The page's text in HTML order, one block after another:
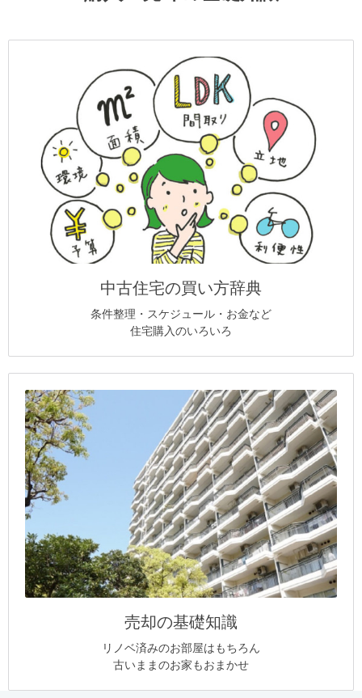
中古住宅の買い方辞典
条件整理・スケジュール・お金など
住宅購入のいろいろ
売却の基礎知識
リノベ済みのお部屋はもちろん
古いままのお家もおまかせ